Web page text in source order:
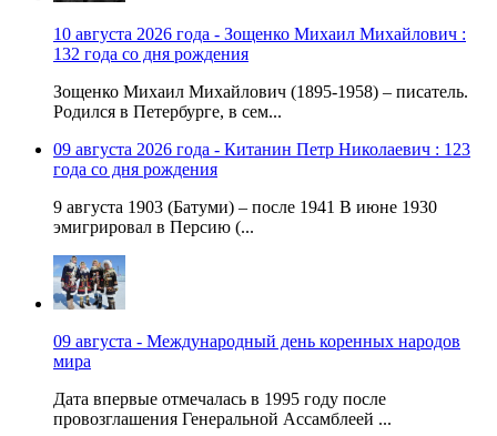
10 августа 2026 года - Зощенко Михаил Михайлович :
132 года со дня рождения
Зощенко Михаил Михайлович (1895-1958) – писатель.
Родился в Петербурге, в сем...
09 августа 2026 года - Китанин Петр Николаевич : 123
года со дня рождения
9 августа 1903 (Батуми) – после 1941 В июне 1930
эмигрировал в Персию (...
09 августа - Международный день коренных народов
мира
Дата впервые отмечалась в 1995 году после
провозглашения Генеральной Ассамблеей ...